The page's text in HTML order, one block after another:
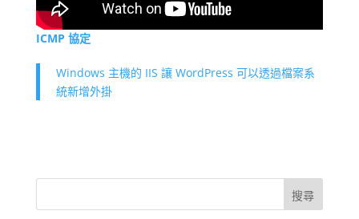
ICMP 協定
Windows 主機的 IIS 讓 WordPress 可以透過檔案系
統新增外掛